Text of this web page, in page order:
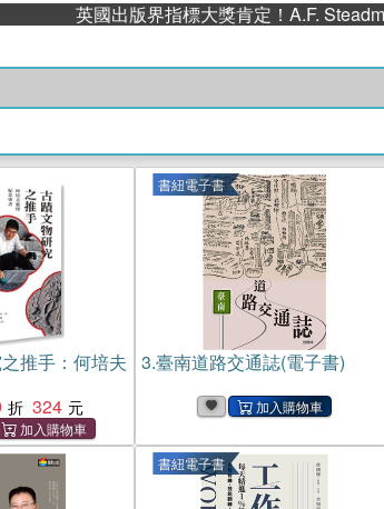
英國出版界指標大獎肯定！A.F. Steadman 獲年
推手：何培夫
324
書紐電子書
3.臺南道路交通誌(電子書)
書紐電子書